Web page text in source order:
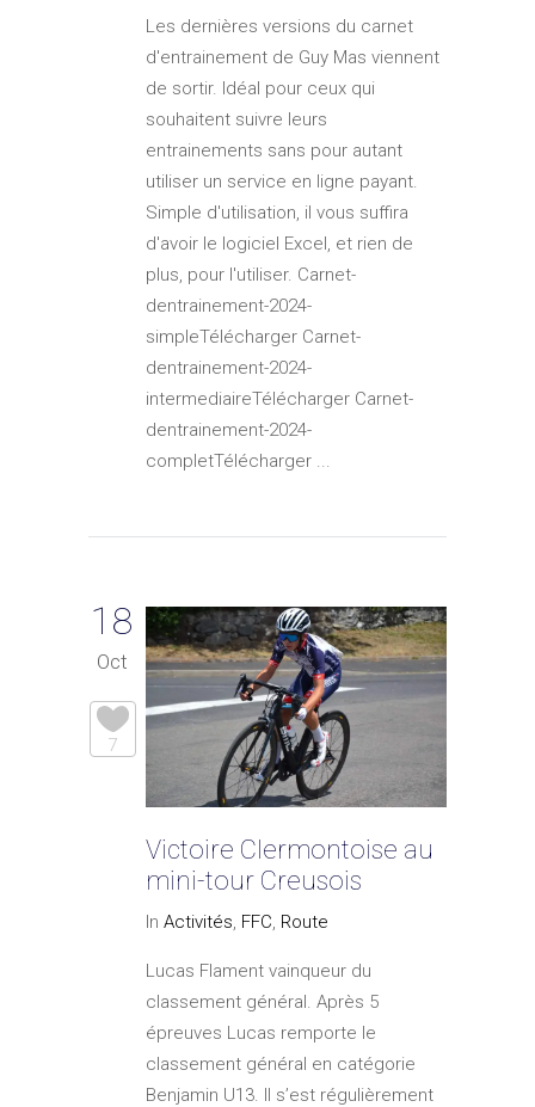
Les dernières versions du carnet
d'entrainement de Guy Mas viennent
de sortir. Idéal pour ceux qui
souhaitent suivre leurs
entrainements sans pour autant
utiliser un service en ligne payant.
Simple d'utilisation, il vous suffira
d'avoir le logiciel Excel, et rien de
plus, pour l'utiliser. Carnet-
dentrainement-2024-
simpleTélécharger Carnet-
dentrainement-2024-
intermediaireTélécharger Carnet-
dentrainement-2024-
completTélécharger ...
18
Oct
7
Victoire Clermontoise au
mini-tour Creusois
In Activités, FFC, Route
Lucas Flament vainqueur du
classement général. Après 5
épreuves Lucas remporte le
classement général en catégorie
Benjamin U13. Il s’est régulièrement